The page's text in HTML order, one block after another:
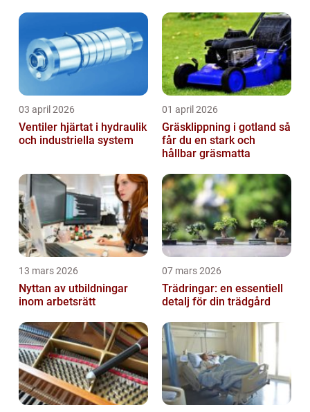
03 april 2026
Ventiler hjärtat i hydraulik
och industriella system
01 april 2026
Gräsklippning i gotland så
får du en stark och
hållbar gräsmatta
13 mars 2026
Nyttan av utbildningar
inom arbetsrätt
07 mars 2026
Trädringar: en essentiell
detalj för din trädgård